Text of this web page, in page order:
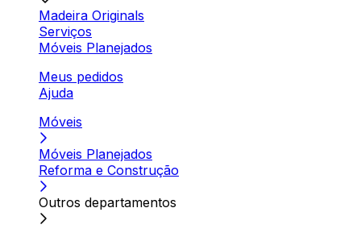
Madeira Originals
Serviços
Móveis Planejados
Meus pedidos
Ajuda
Móveis
Móveis Planejados
Reforma e Construção
Outros departamentos